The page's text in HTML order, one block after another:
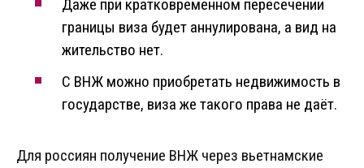
Даже при кратковременном пересечении
границы виза будет аннулирована, а вид на
жительство нет.
С ВНЖ можно приобретать недвижимость в
государстве, виза же такого права не даёт.
Для россиян получение ВНЖ через вьетнамские